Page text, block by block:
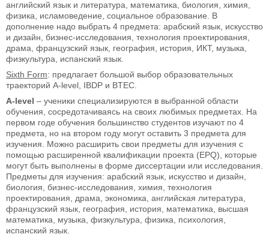
английский язык и литература, математика, биология, химия,
физика, исламоведение, социальное образование. В
дополнение надо выбрать 4 предмета: арабский язык, искусство
и дизайн, бизнес-исследования, технология проектирования,
драма, французский язык, география, история, ИКТ, музыка,
физкультура, испанский язык.
Sixth Form: предлагает большой выбор образовательных
траекторий A-level, IBDP и BTEC.
A-level – ученики специализируются в выбранной области
обучения, сосредотачиваясь на своих любимых предметах. На
первом годе обучения большинство студентов изучают по 4
предмета, но на втором году могут оставить 3 предмета для
изучения. Можно расширить свои предметы для изучения с
помощью расширенной квалификации проекта (EPQ), которые
могут быть выполнены в форме диссертации или исследования.
Предметы для изучения: арабский язык, искусство и дизайн,
биология, бизнес-исследования, химия, технология
проектирования, драма, экономика, английская литература,
французский язык, география, история, математика, высшая
математика, музыка, физкультура, физика, психология,
испанский язык.